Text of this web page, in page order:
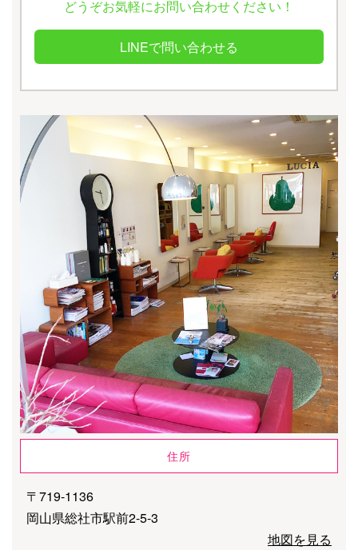
どうぞお気軽にお問い合わせください！
LINEで問い合わせる
住所
〒719-1136
岡山県総社市駅前2-5-3
地図を見る